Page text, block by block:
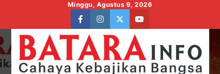
content
Minggu, Agustus 9, 2026
facebookinstagram
twitteryoutube